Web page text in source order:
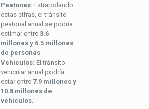
Peatones: Extrapolando
estas cifras, el tránsito
peatonal anual se podría
estimar entre 3.6
millones y 6.5 millones
de personas
Vehículos: El tránsito
vehicular anual podría
estar entre 7.9 millones y
10.8 millones de
vehículos